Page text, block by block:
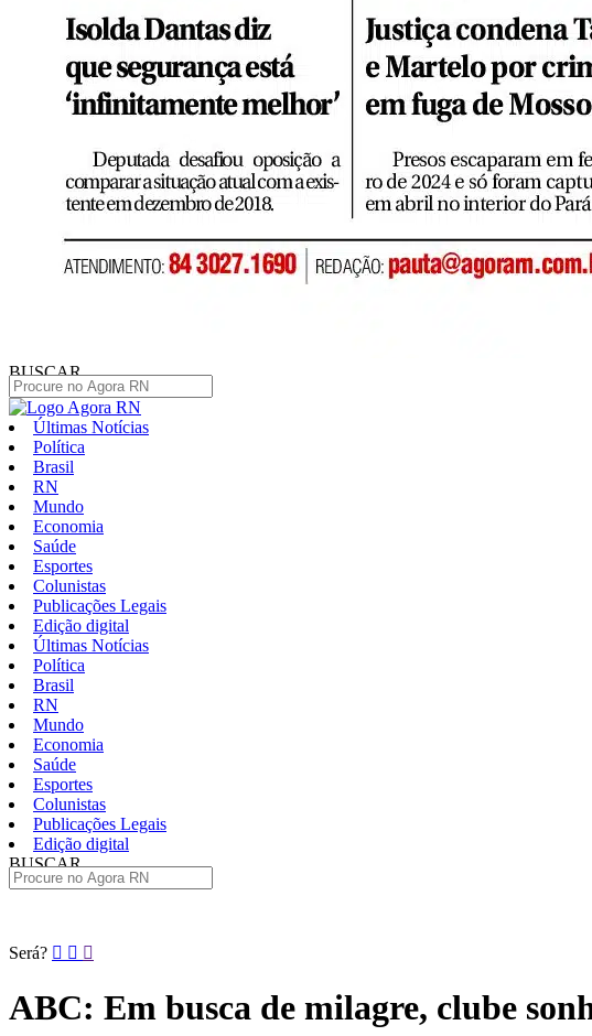
BUSCAR
Últimas Notícias
Política
Brasil
RN
Mundo
Economia
Saúde
Esportes
Colunistas
Publicações Legais
Edição digital
Últimas Notícias
Política
Brasil
RN
Mundo
Economia
Saúde
Esportes
Colunistas
Publicações Legais
Edição digital
BUSCAR
Pular
conteúdo
Será?
ABC: Em busca de milagre, clube